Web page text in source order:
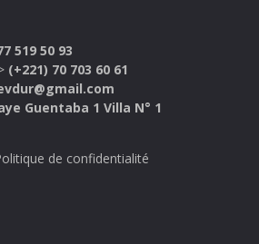
519 50 93
(+221) 70 703 60 61
Guentaba 1 Villa N° 1
de confidentialité